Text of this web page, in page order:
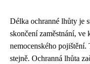
Délka ochranné lhůty je
skončení zaměstnání, ve
nemocenského pojištění.
stejně. Ochranná lhůta